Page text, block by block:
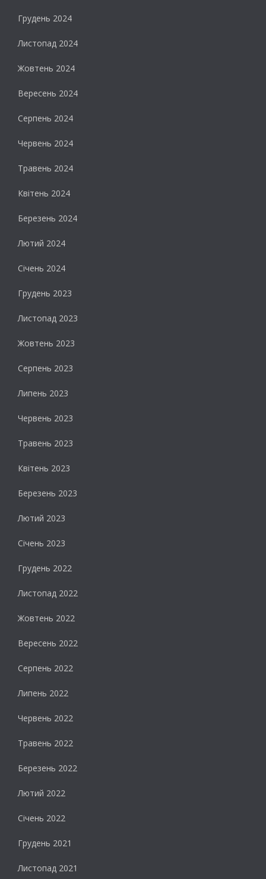
Грудень 2024
Листопад 2024
Жовтень 2024
Вересень 2024
Серпень 2024
Червень 2024
Травень 2024
Квітень 2024
Березень 2024
Лютий 2024
Січень 2024
Грудень 2023
Листопад 2023
Жовтень 2023
Серпень 2023
Липень 2023
Червень 2023
Травень 2023
Квітень 2023
Березень 2023
Лютий 2023
Січень 2023
Грудень 2022
Листопад 2022
Жовтень 2022
Вересень 2022
Серпень 2022
Липень 2022
Червень 2022
Травень 2022
Березень 2022
Лютий 2022
Січень 2022
Грудень 2021
Листопад 2021